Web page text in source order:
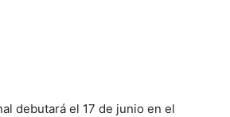
debutará el 17 de junio en el